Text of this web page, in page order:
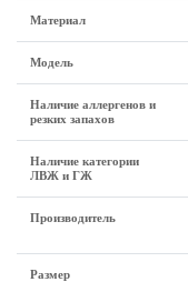
Материал
Модель
Наличие аллергенов и
резких запахов
Наличие категории
ЛВЖ и ГЖ
Производитель
Размер